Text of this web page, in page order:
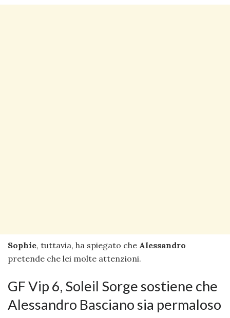
Sophie, tuttavia, ha spiegato che Alessandro
pretende che lei molte attenzioni.
GF Vip 6, Soleil Sorge sostiene che
Alessandro Basciano sia permaloso